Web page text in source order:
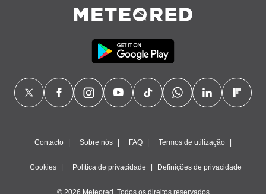
Contacto Sobre nós FAQ Termos de utilização
Cookies Política de privacidade Definições de privacidade
© 2026 Meteored. Todos os direitos reservados